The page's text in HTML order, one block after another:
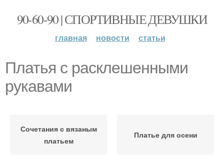
90-60-90 | СПОРТИВНЫЕ ДЕВУШКИ
главная новости статьи
Платья с расклешенными
рукавами
Сочетания с вязаным
платьем
Платье для осени